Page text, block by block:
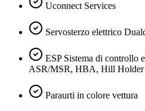
Uconnect Services
Servosterzo elettrico
ESP Sistema di controllo
ASR/MSR, HBA, Hill Holder
Paraurti in colore vettura